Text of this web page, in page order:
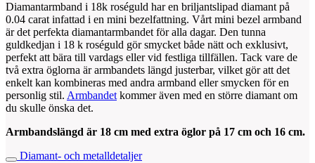
Diamantarmband i 18k roséguld har en briljantslipad diamant på
0.04 carat infattad i en mini bezelfattning. Vårt mini bezel armband
är det perfekta diamantarmbandet för alla dagar. Den tunna
guldkedjan i 18 k roséguld gör smycket både nätt och exklusivt,
perfekt att bära till vardags eller vid festliga tillfällen. Tack vare de
två extra öglorna är armbandets längd justerbar, vilket gör att det
enkelt kan kombineras med andra armband eller smycken för en
personlig stil. Armbandet kommer även med en större diamant om
du skulle önska det.
Armbandslängd är 18 cm med extra öglor på 17 cm och 16 cm.
Diamant- och metalldetaljer